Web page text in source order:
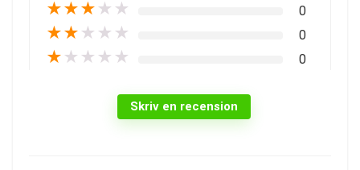
★★★ ★ ★ 0
★★ ★ ★ ★ 0
★ ★ ★ ★ ★ 0
Skriv en recension